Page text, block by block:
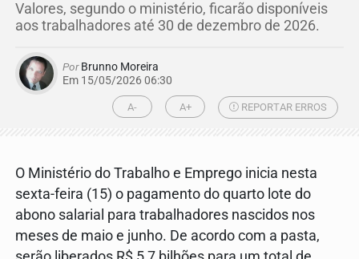
Valores, segundo o ministério, ficarão disponíveis
aos trabalhadores até 30 de dezembro de 2026.
PorBrunno Moreira
Em 15/05/2026 06:30
A- A+ REPORTAR ERROS
O Ministério do Trabalho e Emprego inicia nesta
sexta-feira (15) o pagamento do quarto lote do
abono salarial para trabalhadores nascidos nos
meses de maio e junho. De acordo com a pasta,